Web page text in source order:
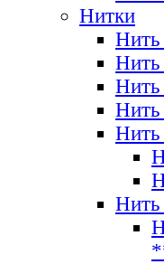
Нитки
Нить
Нить
Нить
Нить
Нить